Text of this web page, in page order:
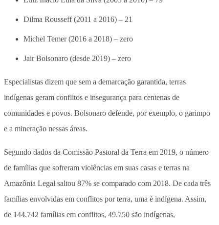
Dilma Rousseff (2011 a 2016) – 21
Michel Temer (2016 a 2018) – zero
Jair Bolsonaro (desde 2019) – zero
Especialistas dizem que sem a demarcação garantida, terras
indígenas geram conflitos e insegurança para centenas de
comunidades e povos. Bolsonaro defende, por exemplo, o garimpo
e a mineração nessas áreas.
Segundo dados da Comissão Pastoral da Terra em 2019, o número
de famílias que sofreram violências em suas casas e terras na
Amazônia Legal saltou 87% se comparado com 2018. De cada três
famílias envolvidas em conflitos por terra, uma é indígena. Assim,
de 144.742 famílias em conflitos, 49.750 são indígenas,